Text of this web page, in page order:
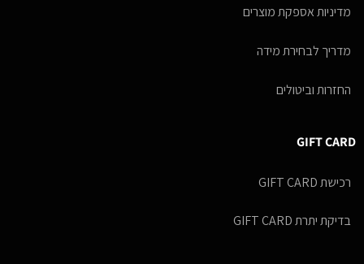
מדיניות אספקת מוצרים
מדריך לבחירת מידה
החזרות וביטולים
GIFT CARD
רכישת GIFT CARD
בדיקת יתרת GIFT CARD